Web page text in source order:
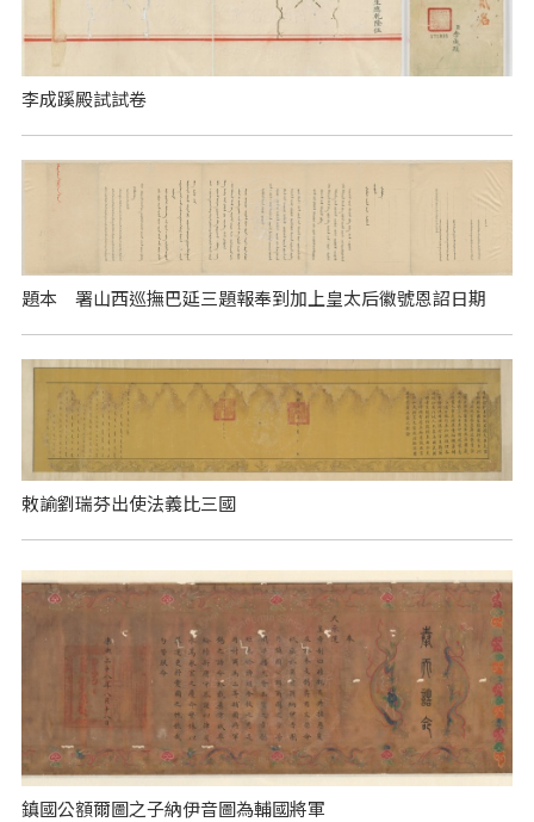
李成蹊殿試試卷
題本 署山西巡撫巴延三題報奉到加上皇太后徽號恩詔日期
敕諭劉瑞芬出使法義比三國
鎮國公額爾圖之子納伊音圖為輔國將軍